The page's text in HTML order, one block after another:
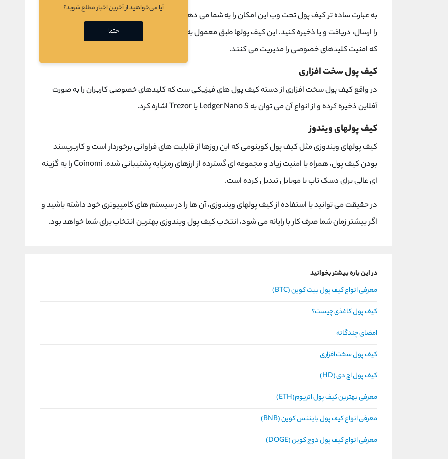
به عبارت ساده تر کیف پول تحت وب این امکان را به شما می دهد که از طریق مرورگر وب
ارز دیجیتال تزوس
را ارسال، دریافت و یا ذخیره کنید. این کیف پولها طبق معمول به وسیله ارائه دهنده هایی میزبانی خواهند شد
که امنیت کلیدهای خصوصی را مدیریت می کنند.
کیف پول سخت افزاری
در واقع کیف پول سخت افزاری از دسته کیف پول های فیزیکی ست که کلیدهای خصوصی کاربران را به صورت
آفلاین ذخیره کرده و از انواع آن می توان به Ledger Nano S یا Trezor اشاره کرد.
کیف پولهای ویندوز
کیف پولهای ویندوزی مثل کیف پول کوینومی که این روزها از قابلیت های فراوانی برخوردار است و کاربرپسند
بودن کیف پول، همراه با امنیت زیاد و مجموعه ای گسترده از ارزهای رمزپایه پشتیبانی شده، Coinomi را به گزینه
ای عالی برای دسک تاپ یا موبایل تبدیل کرده است.
در حقیقت می توانید با استفاده از کیف پولهای ویندوزی، آن ها را در سیستم های کامپیوتری خود داشته باشید و
اگر بیشتر زمان شما صرف کار با رایانه می شود، انتخاب کیف پول ویندوزی بهترین انتخاب برای شما خواهد بود.
در این باره بیشتر بخوانید
معرفی انواع کیف پول بیت کوین (BTC)
کیف پول کاغذی چیست؟
امضای چندگانه
کیف پول سخت افزاری
کیف پول اچ دی (HD)
معرفی بهترین کیف پول اتریوم(ETH)
معرفی انواع کیف پول بایننس کوین (BNB)
معرفی انواع کیف پول دوج کوین (DOGE)
آیا می‌خواهید از آخرین اخبار مطلع شوید؟
حتما